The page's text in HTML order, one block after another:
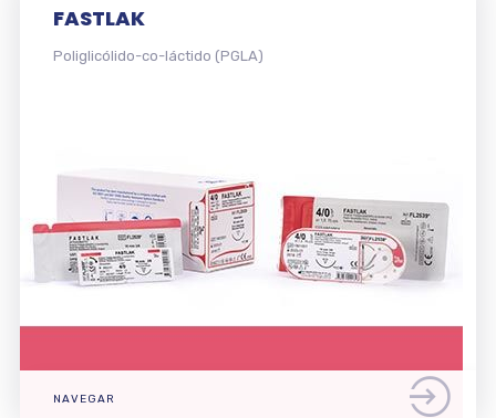
FASTLAK
Poliglicólido-co-láctido (PGLA)
NAVEGAR